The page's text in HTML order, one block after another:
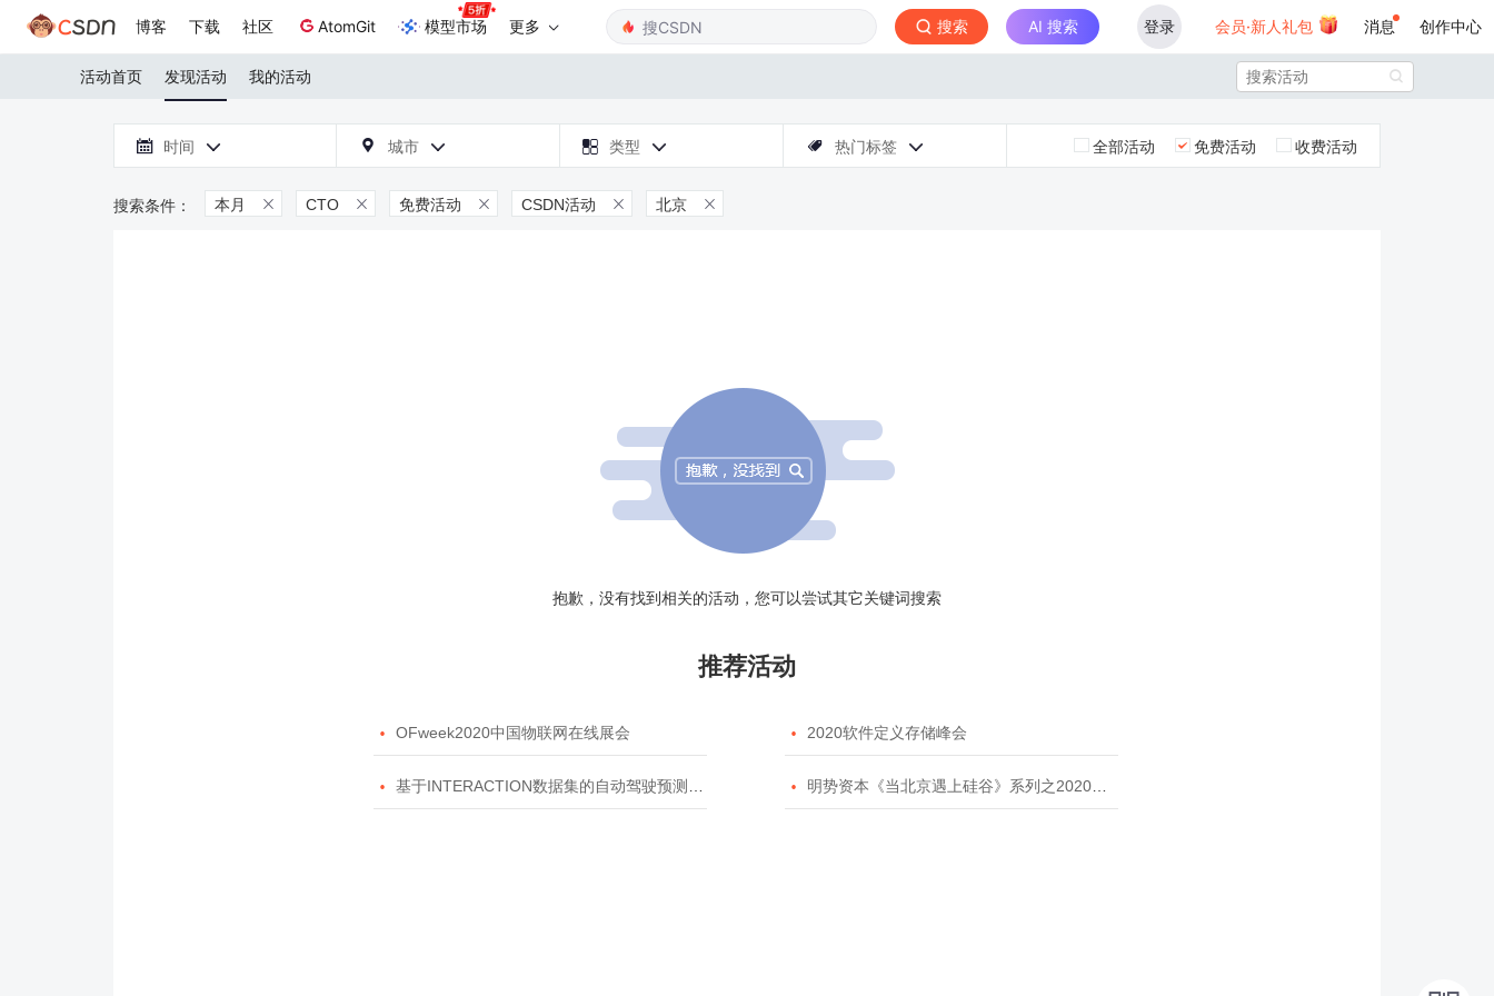
博客 下载 社区 AtomGit 模型市场 更多 搜索 AI 搜索 登录 会员·新人礼包 消息 创作中心
活动首页 发现活动 我的活动 
 时间   城市   类型   热门标签  全部活动 免费活动 收费活动
本月  CTO  免费活动  CSDN活动  北京 
抱歉，没有找到相关的活动，您可以尝试其它关键词搜索
推荐活动
 OFweek2020中国物联网在线展会  2020软件定义存储峰会
 基于INTERACTION数据集的自动驾驶预测模型挑战赛  明势资本《当北京遇上硅谷》系列之2020年度开源峰会